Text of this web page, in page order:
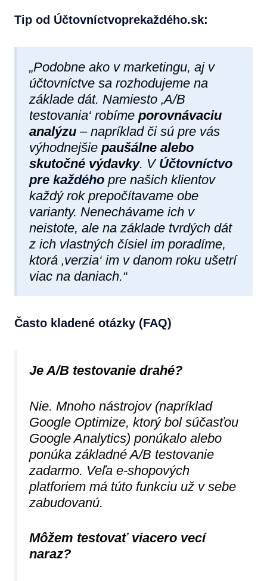
Tip od Účtovníctvoprekaždéh​o.sk:
„Podobne ako v marketingu, aj v
účtovníctve sa rozhodujeme na
základe dát. Namiesto ‚A/B
testovania‘ robíme porovnávaciu
analýzu – napríklad či sú pre vás
výhodnejšie paušálne alebo
skutočné výdavky. V Účtovníctvo
pre každého pre našich klientov
každý rok prepočítavame obe
varianty. Nenechávame ich v
neistote, ale na základe tvrdých dát
z ich vlastných čísiel im poradíme,
ktorá ‚verzia‘ im v danom roku ušetrí
viac na daniach.“
Často kladené otázky (FAQ)
Je A/B testovanie drahé?
Nie. Mnoho nástrojov (napríklad
Google Optimize, ktorý bol súčasťou
Google Analytics) ponúkalo alebo
ponúka základné A/B testovanie
zadarmo. Veľa e-shopových
platforiem má túto funkciu už v sebe
zabudovanú.
Môžem testovať viacero vecí
naraz?